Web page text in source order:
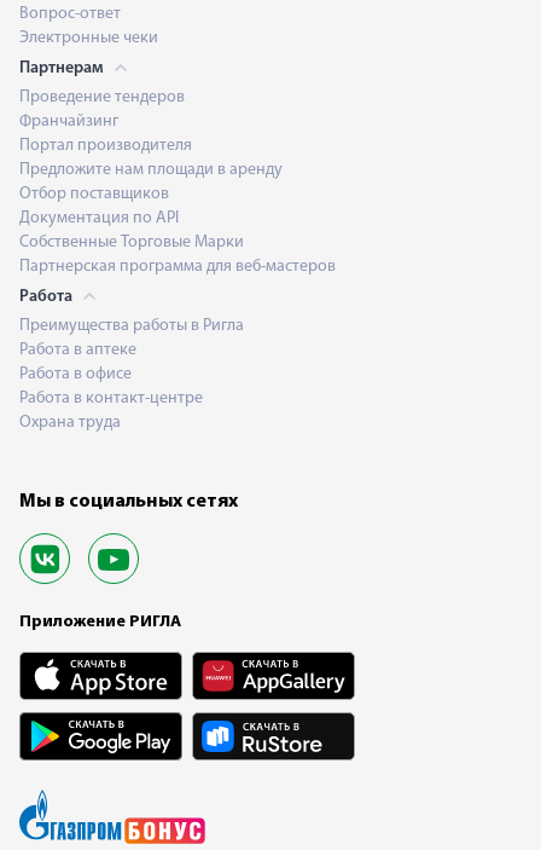
Вопрос-ответ
Электронные чеки
Партнерам
Проведение тендеров
Франчайзинг
Портал производителя
Предложите нам площади в аренду
Отбор поставщиков
Документация по API
Собственные Торговые Марки
Партнерская программа для веб-мастеров
Работа
Преимущества работы в Ригла
Работа в аптеке
Работа в офисе
Работа в контакт-центре
Охрана труда
Мы в социальных сетях
Приложение РИГЛА